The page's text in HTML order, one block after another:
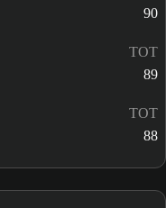
90
TOT
89
TOT
88